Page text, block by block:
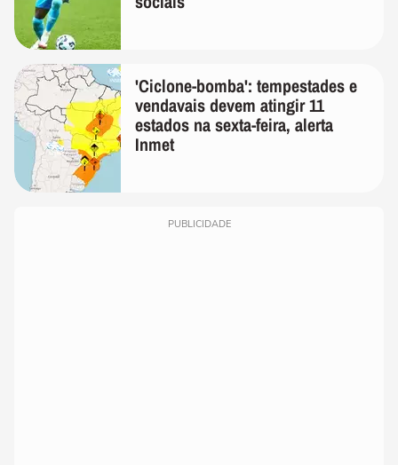
'Ciclone-bomba': tempestades e
vendavais devem atingir 11
estados na sexta-feira, alerta
Inmet
PUBLICIDADE